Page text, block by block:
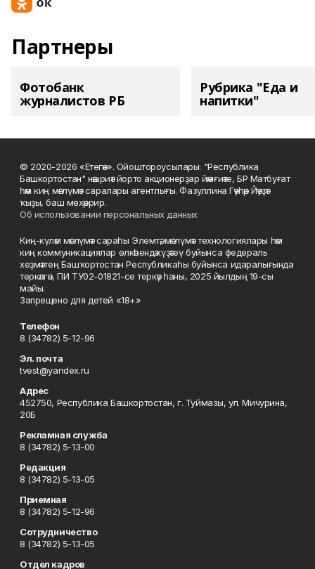
Партнеры
Фотобанк
журналистов РБ
Рубрика "Еда и
напитки"
© 2020-2026 «Етегән». Ойоштороусылары: "Республика
Башкортостан" нәшриәт йорто акционерҙар йәмғиәте, БР Матбуғат
һәм киң мәғлүмәт саралары агентлығы. Фазуллина Гәүһәр Йәүҙәт
ҡыҙы, баш мөхәррир.
Об использовании персональных данных
Киң-күләм мәғлүмәт сараһы Элемтә, мәғлүмәт технологиялары һәм
киң коммуникациялар өлкәһендә күҙәтеү буйынса федераль
хеҙмәттең Башҡортостан Республикаһы буйынса идаралығында
теркәлгән, ПИ ТУ02-01821-се теркәү һаны, 2025 йылдың 19-сы
майы.
Запрещено для детей «18+»
Телефон
8 (34782) 5-12-96
Эл. почта
tvest@yandex.ru
Адрес
452750, Республика Башкортостан, г. Туймазы, ул. Мичурина,
20Б
Рекламная служба
8 (34782) 5-13-00
Редакция
8 (34782) 5-13-05
Приемная
8 (34782) 5-12-96
Сотрудничество
8 (34782) 5-13-05
Отдел кадров